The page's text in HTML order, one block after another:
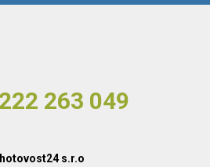
263 049
s.r.o